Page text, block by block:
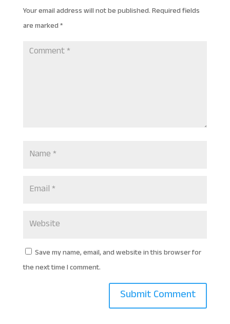
Your email address will not be published.Required fields
are marked*
Save my name, email, and website in this browser for
the next time I comment.